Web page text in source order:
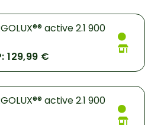
active 2.1 900
129,99 €
active 2.1 900